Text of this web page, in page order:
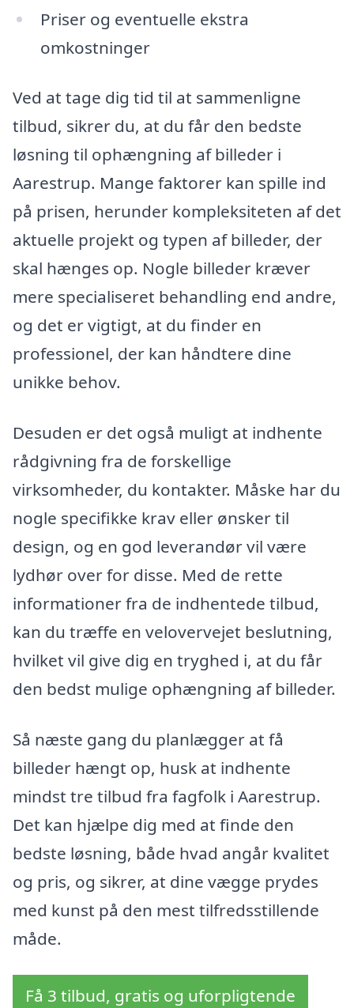
Priser og eventuelle ekstra
omkostninger
Ved at tage dig tid til at sammenligne
tilbud, sikrer du, at du får den bedste
løsning til ophængning af billeder i
Aarestrup. Mange faktorer kan spille ind
på prisen, herunder kompleksiteten af det
aktuelle projekt og typen af billeder, der
skal hænges op. Nogle billeder kræver
mere specialiseret behandling end andre,
og det er vigtigt, at du finder en
professionel, der kan håndtere dine
unikke behov.
Desuden er det også muligt at indhente
rådgivning fra de forskellige
virksomheder, du kontakter. Måske har du
nogle specifikke krav eller ønsker til
design, og en god leverandør vil være
lydhør over for disse. Med de rette
informationer fra de indhentede tilbud,
kan du træffe en velovervejet beslutning,
hvilket vil give dig en tryghed i, at du får
den bedst mulige ophængning af billeder.
Så næste gang du planlægger at få
billeder hængt op, husk at indhente
mindst tre tilbud fra fagfolk i Aarestrup.
Det kan hjælpe dig med at finde den
bedste løsning, både hvad angår kvalitet
og pris, og sikrer, at dine vægge prydes
med kunst på den mest tilfredsstillende
måde.
Få 3 tilbud, gratis og uforpligtende